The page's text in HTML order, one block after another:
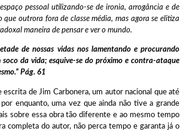
pessoal utilizando-se de ironia, arrogância e de
outrora fora de classe média, mas agora se elitiza
maneira de pensar e ver o mundo.
de nossas vidas nos lamentando e procurando
da vida; esquive-se do próximo e contra-ataque
Pág. 61
de Jim Carbonera, um autor nacional que até
enquanto, uma vez que ainda não tive a grande
sobre essa obra tão diferente e ao mesmo tempo
completa do autor, não perca tempo e garanta já o